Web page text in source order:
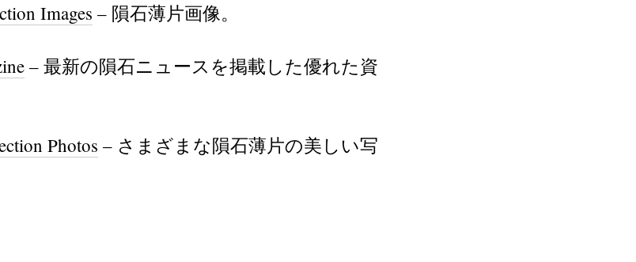
Images – 隕石薄片画像。
– 最新の隕石ニュースを掲載した優れた資
Photos – さまざまな隕石薄片の美しい写